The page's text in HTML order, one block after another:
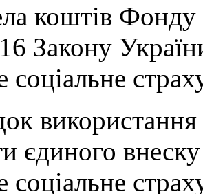
коштів Фонду
Закону
соціальне
єдиного
соціальне